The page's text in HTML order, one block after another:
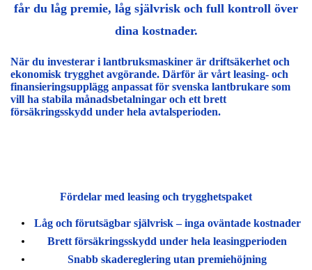
får du låg premie, låg självrisk och full kontroll över
dina kostnader.
När du investerar i lantbruksmaskiner är driftsäkerhet och
ekonomisk trygghet avgörande. Därför är vårt leasing- och
finansieringsupplägg anpassat för svenska lantbrukare som
vill ha stabila månadsbetalningar och ett brett
försäkringsskydd under hela avtalsperioden.
Fördelar med leasing och trygghetspaket
Låg och förutsägbar självrisk– inga oväntade kostnader
Brett försäkringsskydd under hela leasingperioden
Snabb skadereglering utan premiehöjning